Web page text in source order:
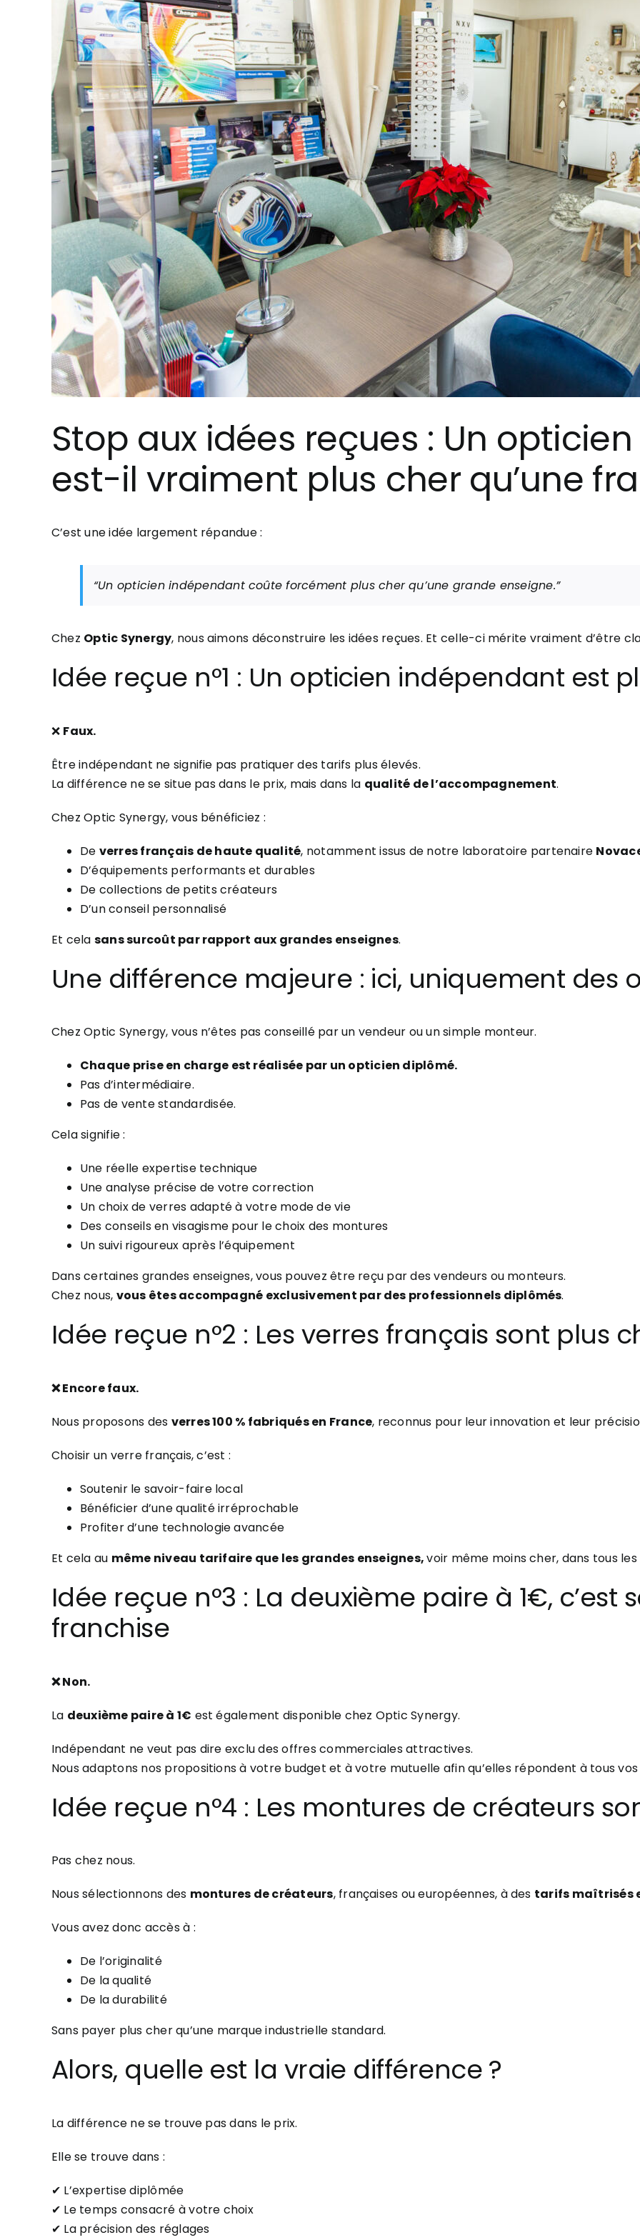
Stop aux idées reçues : Un
est-il vraiment plus cher qu’une
C’est une idée largement répandue :
“Un opticien indépendant coûte forcément plus cher qu’une grande enseigne.”
Chez Optic Synergy, nous aimons déconstruire les idées reçues. Et celle-ci mérite vraiment d’être
Idée reçue n°1 : Un opticien indépendant est
❌ Faux.
Être indépendant ne signifie pas pratiquer des tarifs plus élevés.
La différence ne se situe pas dans le prix, mais dans la qualité de l’accompagnement.
Chez Optic Synergy, vous bénéficiez :
De verres français de haute qualité, notamment issus de notre laboratoire partenaire
D’équipements performants et durables
De collections de petits créateurs
D’un conseil personnalisé
Et cela sans surcoût par rapport aux grandes enseignes.
Une différence majeure : ici, uniquement des
Chez Optic Synergy, vous n’êtes pas conseillé par un vendeur ou un simple monteur.
Chaque prise en charge est réalisée par un opticien diplômé.
Pas d’intermédiaire.
Pas de vente standardisée.
Cela signifie :
Une réelle expertise technique
Une analyse précise de votre correction
Un choix de verres adapté à votre mode de vie
Des conseils en visagisme pour le choix des montures
Un suivi rigoureux après l’équipement
Dans certaines grandes enseignes, vous pouvez être reçu par des vendeurs ou monteurs.
Chez nous, vous êtes accompagné exclusivement par des professionnels diplômés.
Idée reçue n°2 : Les verres français sont plus
❌ Encore faux.
Nous proposons des verres 100 % fabriqués en France, reconnus pour leur innovation et leur
Choisir un verre français, c’est :
Soutenir le savoir-faire local
Bénéficier d’une qualité irréprochable
Profiter d’une technologie avancée
Et cela au même niveau tarifaire que les grandes enseignes,voir même moins cher, dans tous
Idée reçue n°3 : La deuxième paire à 1€, c’est
franchise
❌ Non.
La deuxième paire à 1€ est également disponible chez Optic Synergy.
Indépendant ne veut pas dire exclu des offres commerciales attractives.
Nous adaptons nos propositions à votre budget et à votre mutuelle afin qu’elles répondent à tous
Idée reçue n°4 : Les montures de créateurs
Pas chez nous.
Nous sélectionnons des montures de créateurs, françaises ou européennes, à des tarifs maîtrisés
Vous avez donc accès à :
De l’originalité
De la qualité
De la durabilité
Sans payer plus cher qu’une marque industrielle standard.
Alors, quelle est la vraie différence ?
La différence ne se trouve pas dans le prix.
Elle se trouve dans :
✔ L’expertise diplômée
✔ Le temps consacré à votre choix
✔ La précision des réglages